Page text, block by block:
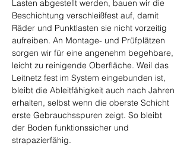
Lasten abgestellt werden, bauen wir die
Beschichtung verschleißfest auf, damit
Räder und Punktlasten sie nicht vorzeitig
aufreiben. An Montage- und Prüfplätzen
sorgen wir für eine angenehm begehbare,
leicht zu reinigende Oberfläche. Weil das
Leitnetz fest im System eingebunden ist,
bleibt die Ableitfähigkeit auch nach Jahren
erhalten, selbst wenn die oberste Schicht
erste Gebrauchsspuren zeigt. So bleibt
der Boden funktionssicher und
strapazierfähig.